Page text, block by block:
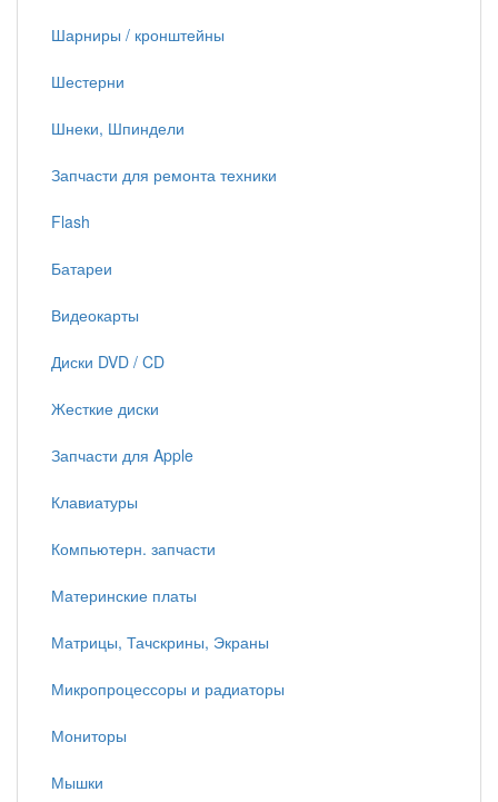
Шарниры / кронштейны
Шестерни
Шнеки, Шпиндели
Запчасти для ремонта техники
Flash
Батареи
Видеокарты
Диски DVD / CD
Жесткие диски
Запчасти для Apple
Клавиатуры
Компьютерн. запчасти
Материнские платы
Матрицы, Тачскрины, Экраны
Микропроцессоры и радиаторы
Мониторы
Мышки